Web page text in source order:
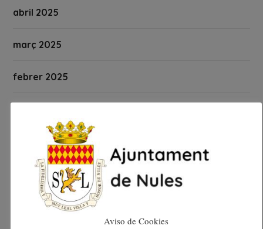
abril 2025
març 2025
febrer 2025
desembre 2024
novembre 2024
octubre 2024
Aviso de Cookies